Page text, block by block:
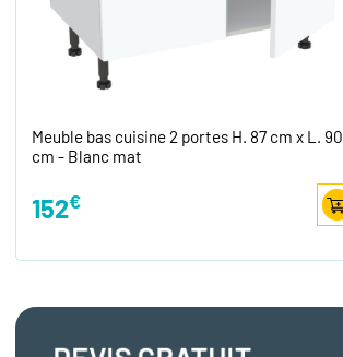
Meuble bas cuisine 2 portes H. 87 cm x L. 90
cm - Blanc mat
152€